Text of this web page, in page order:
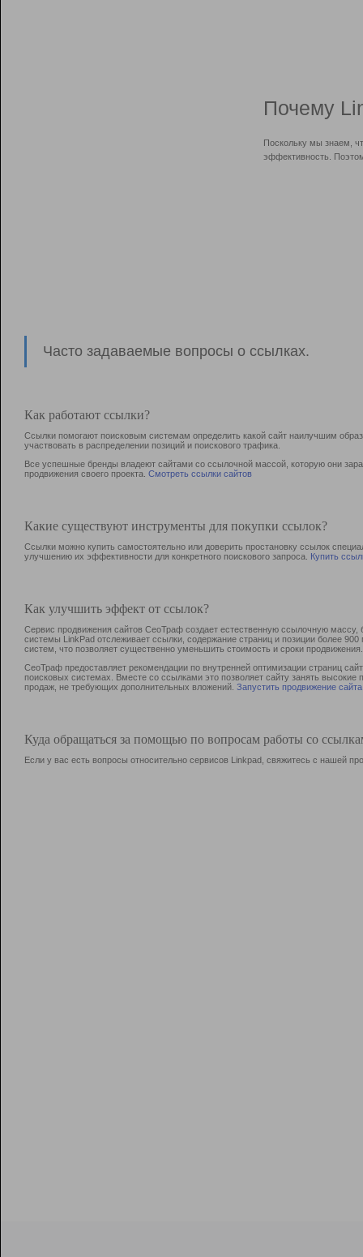
Почему
Поскольку мы знаем,
эффективность.
Часто задаваемые вопросы о ссылках.
Как работают ссылки?
Ссылки помогают поисковым системам определить какой сайт наилучшим
участвовать в раcпределении позиций и поискового трафика.
Все успешные бренды владеют сайтами со ссылочной массой, которую они
продвижения своего проекта. Смотреть ссылки сайтов
Какие существуют инструменты для покупки ссылок?
Ссылки можно купить самостоятельно или доверить простановку ссылок
улучшению их эффективности для конкретного поискового запроса. Купить
Как улучшить эффект от ссылок?
Сервис продвижения сайтов СеоТраф создает естественную ссылочную
системы LinkPad отслеживает ссылки, содержание страниц и позиции более
систем, что позволяет существенно уменьшить стоимость и сроки продвижения.
СеоТраф предоставляет рекомендации по внутренней оптимизации страниц
поисковых системах. Вместе со ссылками это позволяет сайту занять
продаж, не требующих дополнительных вложений. Запустить продвижение сайта
Куда обращаться за помощью по вопросам работы со
Если у вас есть вопросы относительно сервисов Linkpad, свяжитесь с нашей